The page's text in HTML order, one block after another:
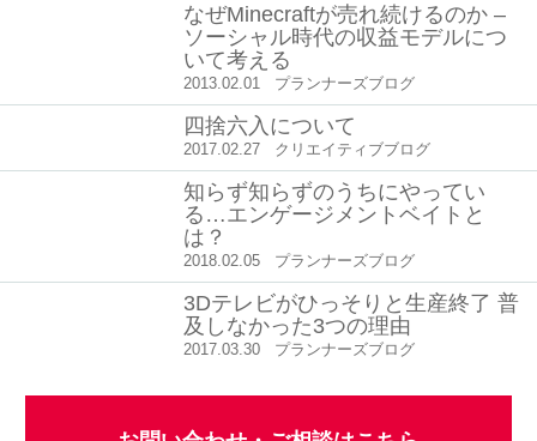
なぜMinecraftが売れ続けるのか –
ソーシャル時代の収益モデルにつ
いて考える
2013.02.01 プランナーズブログ
四捨六入について
2017.02.27 クリエイティブブログ
知らず知らずのうちにやってい
る…エンゲージメントベイトと
は？
2018.02.05 プランナーズブログ
3Dテレビがひっそりと生産終了 普
及しなかった3つの理由
2017.03.30 プランナーズブログ